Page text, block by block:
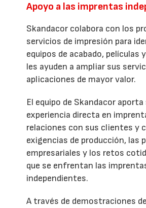
Apoyo a las imprentas
Skandacor colabora con los
servicios de impresión para
equipos de acabado, películas
les ayuden a ampliar sus
aplicaciones de mayor valor.
El equipo de Skandacor aporta
experiencia directa en
relaciones con sus clientes y
exigencias de producción, las
empresariales y los retos
que se enfrentan las
independientes.
A través de demostraciones